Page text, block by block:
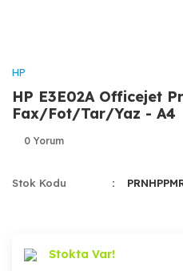
HP
HP E3E02A Officejet
Fax/Fot/Tar/Yaz - A4
0 Yorum
Stok Kodu
Stokta Var!